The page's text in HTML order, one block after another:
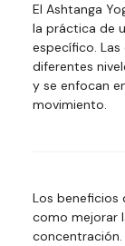
El Ashtanga
la práctica de
específico. Las
diferentes
y se enfocan
movimiento.
Los beneficios
como mejorar
concentración.